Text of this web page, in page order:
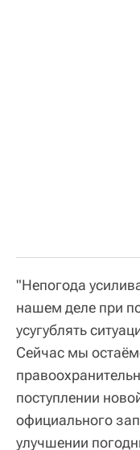
"Непогода
нашем деле при
усугублять
Сейчас мы
поступлении
официального
улучшении